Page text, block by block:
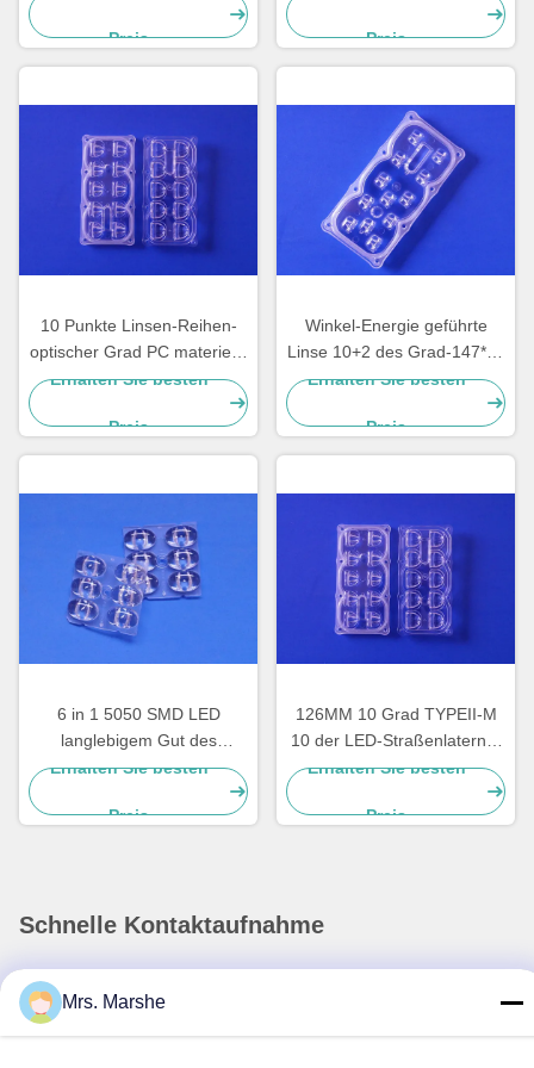
Preis Preis
10 Punkte Linsen-Reihen-
optischer Grad PC materielle
ROHS 135x55 Grad geführte
Erhalten Sie besten
Preis
Winkel-Energie geführte
Linse 10+2 des Grad-147*72
führte Linsen-Reihe für
Erhalten Sie besten
Preis
6 in 1 5050 SMD LED
langlebigem Gut des
Straßenlaterne-Linsen-
Weitwinkel-160x80 Grad-
TYPEII-M
Erhalten Sie besten
Preis
126MM 10 Grad TYPEII-M
10 der LED-Straßenlaterne-
optischen Linsen-135x55 20
Erhalten Sie besten
Preis
Schnelle Kontaktaufnahme
Room7E, blockieren A, Gebäude Binfen Shiji, Longxiang-
Straße, Longgang-Bezirk, Shenzhen, China 518172
Mrs. Marshe